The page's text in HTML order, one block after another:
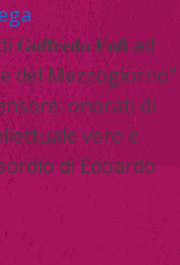
𝐅𝐨𝐟𝐢 ad
del Mezzogiorno"
onorati di
vero e
di Edoardo